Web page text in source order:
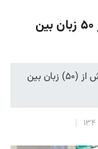
خدمات ترجمه “مسجد الحرام” به بیش از ۵۰ زبان بین
بخش خدمات زبان ها و ترجمه حرمین شریفین به بیش از (۵۰) زبان بین